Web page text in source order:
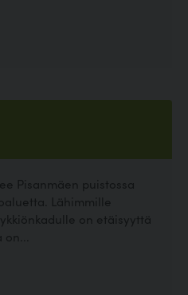
Pisanmäen puistossa
Lähimmille
on etäisyyttä